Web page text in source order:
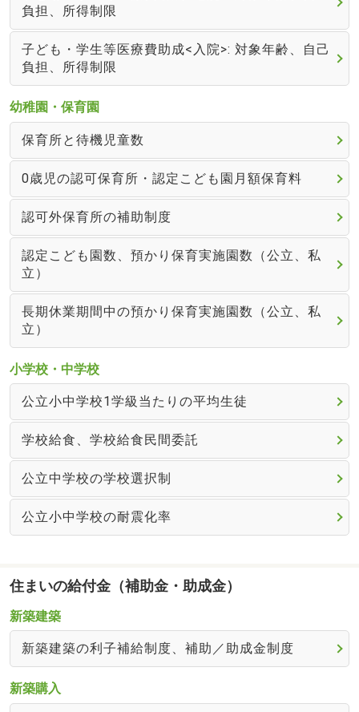
負担、所得制限
子ども・学生等医療費助成<入院>: 対象年齢、自己
負担、所得制限
幼稚園・保育園
保育所と待機児童数
0歳児の認可保育所・認定こども園月額保育料
認可外保育所の補助制度
認定こども園数、預かり保育実施園数（公立、私
立）
長期休業期間中の預かり保育実施園数（公立、私
立）
小学校・中学校
公立小中学校1学級当たりの平均生徒
学校給食、学校給食民間委託
公立中学校の学校選択制
公立小中学校の耐震化率
住まいの給付金（補助金・助成金）
新築建築
新築建築の利子補給制度、補助／助成金制度
新築購入